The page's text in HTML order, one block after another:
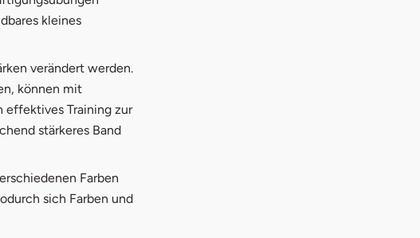
kleines
verändert werden.
können mit
effektives Training zur
stärkeres Band
Farben
sich Farben und